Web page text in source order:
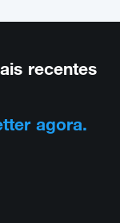
recentes
agora.